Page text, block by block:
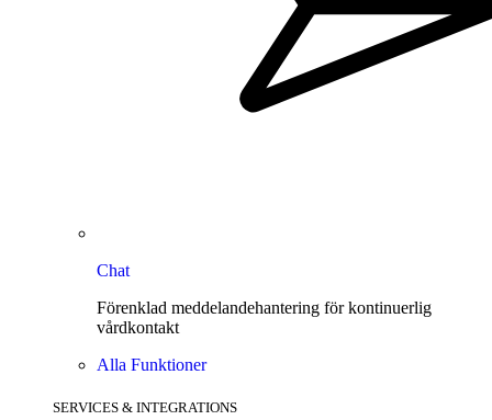
Chat
Förenklad meddelandehantering för kontinuerlig
vårdkontakt
Alla Funktioner
SERVICES & INTEGRATIONS